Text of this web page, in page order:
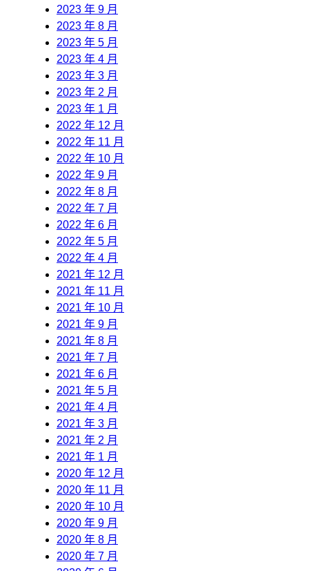
2023 年 9 月
2023 年 8 月
2023 年 5 月
2023 年 4 月
2023 年 3 月
2023 年 2 月
2023 年 1 月
2022 年 12 月
2022 年 11 月
2022 年 10 月
2022 年 9 月
2022 年 8 月
2022 年 7 月
2022 年 6 月
2022 年 5 月
2022 年 4 月
2021 年 12 月
2021 年 11 月
2021 年 10 月
2021 年 9 月
2021 年 8 月
2021 年 7 月
2021 年 6 月
2021 年 5 月
2021 年 4 月
2021 年 3 月
2021 年 2 月
2021 年 1 月
2020 年 12 月
2020 年 11 月
2020 年 10 月
2020 年 9 月
2020 年 8 月
2020 年 7 月